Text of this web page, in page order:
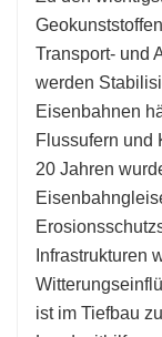
Transport- und
werden
Eisenbahnen
Flussufern und
20 Jahren
Infrastrukturen
ist im Tiefbau